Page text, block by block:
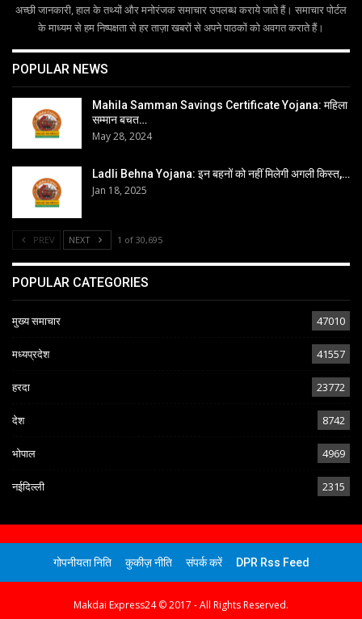
अच्छी जानकारी, हाल के तथ्यों और मनोरंजक समाचार उपलब्ध कराये जाते हैं। समाचार पोर्टल
के माध्यम से हम निष्पक्षता से हर ताज़ा खबरों से अपने पाठकों को अवगत कराते हैं।
POPULAR NEWS
Mahila Samman Savings Certificate Yojana: महिला
सम्मान बचत…
May 28, 2024
Ladli Behna Yojana: इन बहनों को नहीं मिलेगी अगली किस्त,…
Jan 18, 2025
PREV NEXT 1 of 30,695
POPULAR CATEGORIES
मुख्य समाचार 47010
मध्यप्रदेश 41557
हरदा 23772
देश 8742
भोपाल 4969
नईदिल्ली 2315
गोपनीयता निति कुकीज़ नीति संपर्क करें DPR Rss Feed
Makdai Express24 © 2017 - All Rights Reserved.